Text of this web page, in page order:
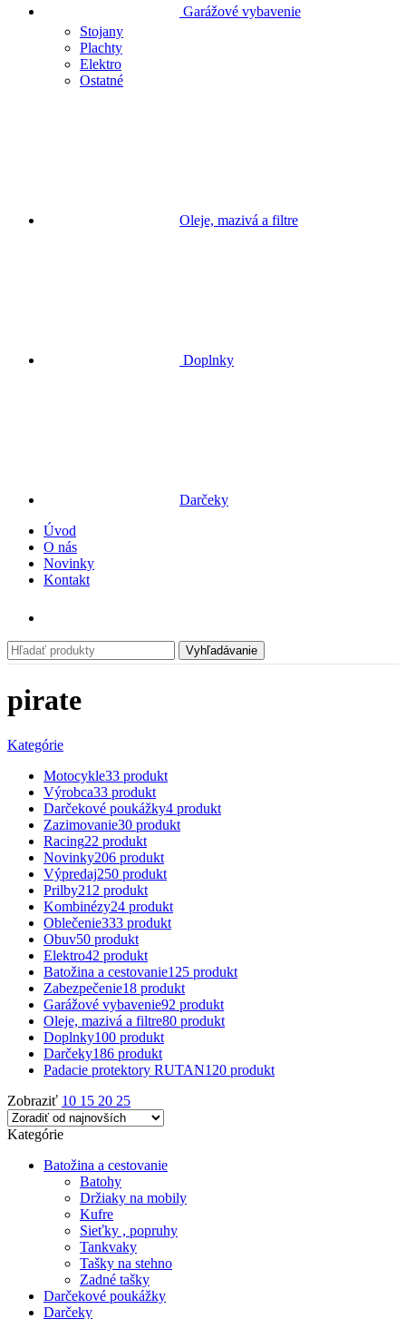
Garážové vybavenie
Stojany
Plachty
Elektro
Ostatné
Oleje, mazivá a filtre
Doplnky
Darčeky
Úvod
O nás
Novinky
Kontakt
Vyhľadávanie
pirate
Kategórie
Motocykle33 produkt
Výrobca33 produkt
Darčekové poukážky4 produkt
Zazimovanie30 produkt
Racing22 produkt
Novinky206 produkt
Výpredaj250 produkt
Prilby212 produkt
Kombinézy24 produkt
Oblečenie333 produkt
Obuv50 produkt
Elektro42 produkt
Batožina a cestovanie125 produkt
Zabezpečenie18 produkt
Garážové vybavenie92 produkt
Oleje, mazivá a filtre80 produkt
Doplnky100 produkt
Darčeky186 produkt
Padacie protektory RUTAN120 produkt
Zobraziť 10 15 20 25
Kategórie
Batožina a cestovanie
Batohy
Držiaky na mobily
Kufre
Sieťky , popruhy
Tankvaky
Tašky na stehno
Zadné tašky
Darčekové poukážky
Darčeky